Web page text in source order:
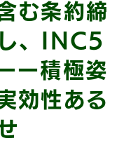
む条約締
、INC5
ー積極姿
効性ある